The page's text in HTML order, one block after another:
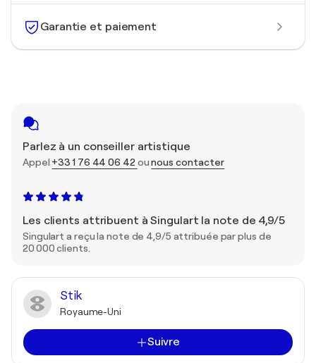
Garantie et paiement
Parlez à un conseiller artistique
Appel +33 1 76 44 06 42 ounous contacter
Les clients attribuent à Singulart la note de 4,9/5
Singulart a reçu la note de 4,9/5 attribuée par plus de
20 000 clients.
Stik
Royaume-Uni
Suivre